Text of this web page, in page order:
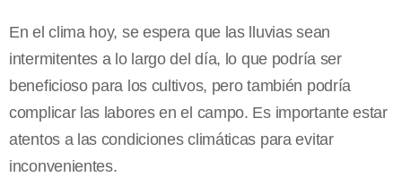
En el clima hoy, se espera que las lluvias sean
intermitentes a lo largo del día, lo que podría ser
beneficioso para los cultivos, pero también podría
complicar las labores en el campo. Es importante estar
atentos a las condiciones climáticas para evitar
inconvenientes.